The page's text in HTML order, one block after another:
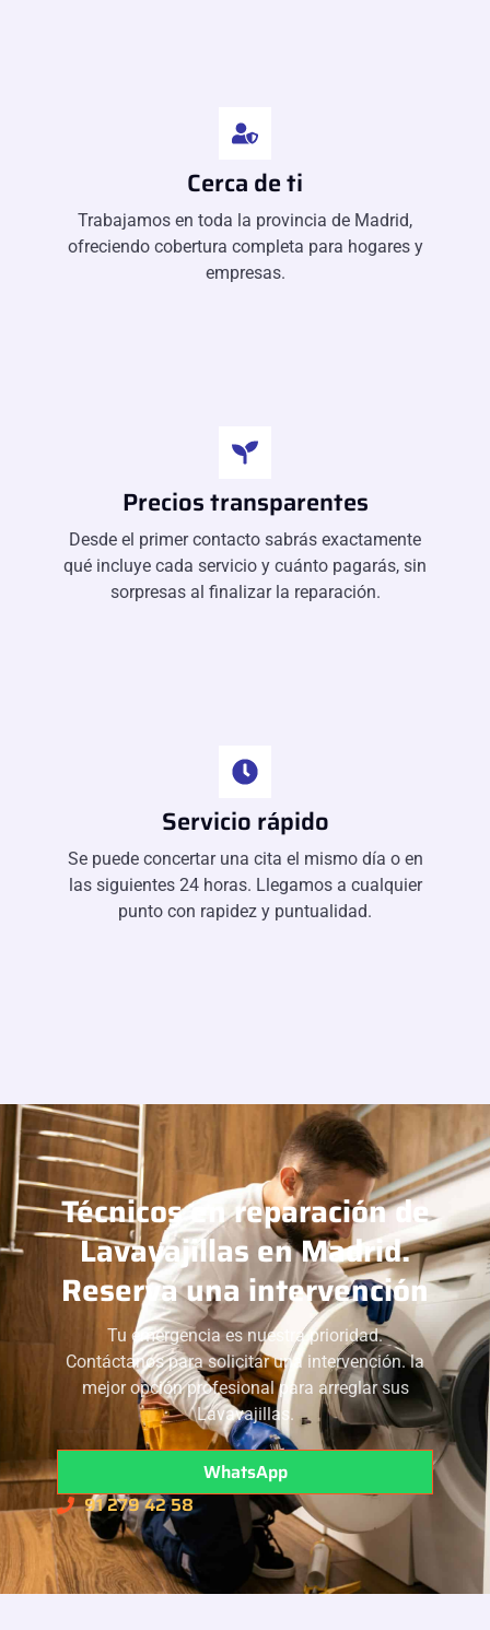
Cerca de ti
Trabajamos en toda la provincia de Madrid,
ofreciendo cobertura completa para hogares y
empresas.
Precios transparentes
Desde el primer contacto sabrás exactamente
qué incluye cada servicio y cuánto pagarás, sin
sorpresas al finalizar la reparación.
Servicio rápido
Se puede concertar una cita el mismo día o en
las siguientes 24 horas. Llegamos a cualquier
punto con rapidez y puntualidad.
Técnicos en reparación de
Lavavajillas en Madrid.
Reserva una intervención
Tu emergencia es nuestra prioridad.
Contáctanos para solicitar una intervención. la
mejor opción profesional para arreglar sus
Lavavajillas.
WhatsApp
91 279 42 58